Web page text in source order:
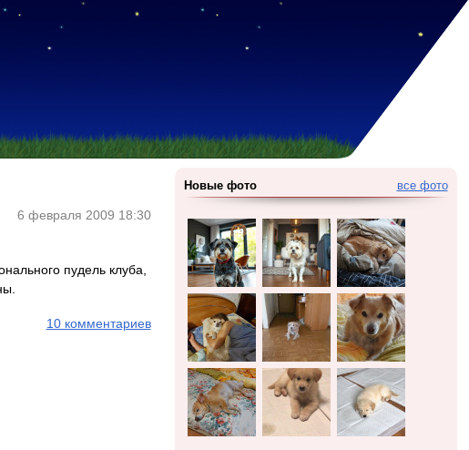
6 февраля 2009 18:30
пудель клуба,
10 комментариев
все фото
Новые фото